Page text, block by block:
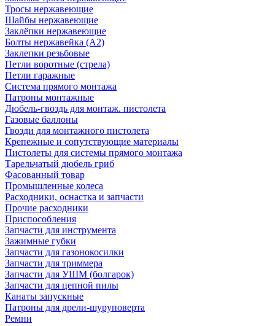
Тросы нержавеющие
Шайбы нержавеющие
Заклёпки нержавеющие
Болты нержавейка (А2)
Заклепки резьбовые
Петли воротные (стрела)
Петли гаражные
Система прямого монтажа
Патроны монтажные
Дюбель-гвоздь для монтаж. пистолета
Газовые баллоны
Гвозди для монтажного пистолета
Крепежные и сопутствующие материалы
Пистолеты для системы прямого монтажа
Тарельчатый дюбель гриб
Фасованный товар
Промышленные колеса
Расходники, оснастка и запчасти
Прочие расходники
Приспособления
Запчасти для инструмента
Зажимные губки
Запчасти для газонокосилки
Запчасти для триммера
Запчасти для УШМ (болгарок)
Запчасти для цепной пилы
Канаты запускные
Патроны для дрели-шуруповерта
Ремни